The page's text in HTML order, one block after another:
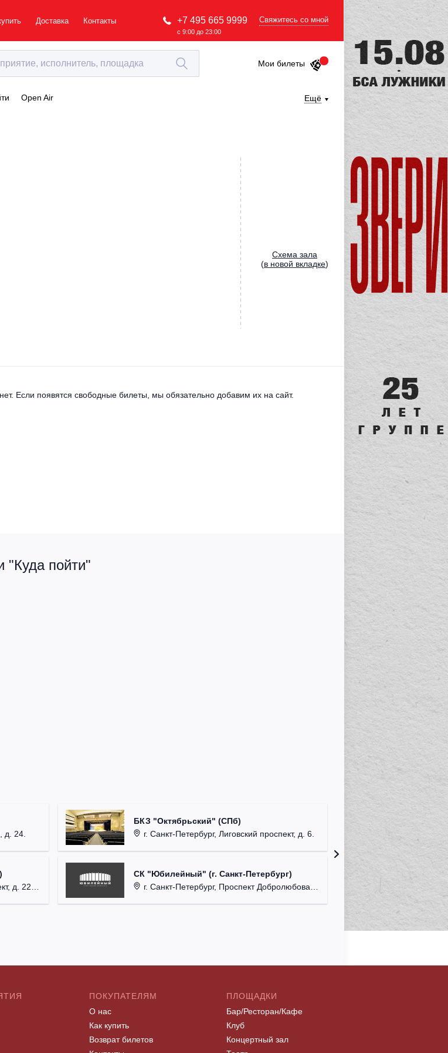
Доставка Контакты +7 495 665 9999
с 9:00 до 23:00
Свяжитесь со мной
Мои билеты
Open Air Ещё
Cхема зала
(в новой вкладке)
Если появятся свободные билеты, мы обязательно добавим их на сайт.
"Куда пойти"
д. 24.
д. 22-24.
БКЗ "Октябрьский" (СПб)
г. Санкт-Петербург, Лиговский проспект, д. 6.
СК "Юбилейный" (г. Санкт-Петербург)
г. Санкт-Петербург, Проспект Добролюбова, д. 18.
Театр
г.
Театр
г.
ПОКУПАТЕЛЯМ
О нас
Как купить
Возврат билетов
ПЛОЩАДКИ
Бар/Ресторан/Кафе
Клуб
Концертный зал